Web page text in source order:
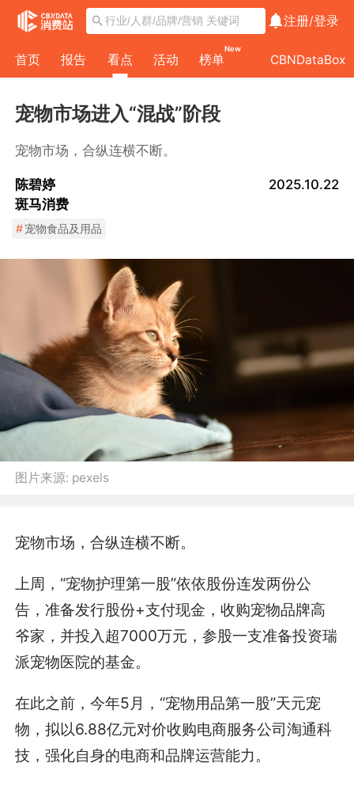
注册/登录
首页 报告 看点 活动 榜单
New
CBNDataBox
宠物市场进入“混战”阶段
宠物市场，合纵连横不断。
陈碧婷
斑马消费
2025.10.22
#宠物食品及用品
图片来源: pexels
宠物市场，合纵连横不断。
上周，“宠物护理第一股”依依股份连发两份公
告，准备发行股份+支付现金，收购宠物品牌高
爷家，并投入超7000万元，参股一支准备投资瑞
派宠物医院的基金。
在此之前，今年5月，“宠物用品第一股”天元宠
物，拟以6.88亿元对价收购电商服务公司淘通科
技，强化自身的电商和品牌运营能力。